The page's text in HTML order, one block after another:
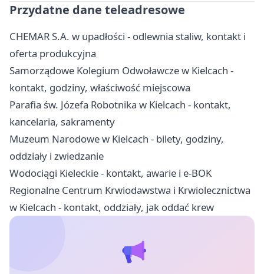
Przydatne dane teleadresowe
CHEMAR S.A. w upadłości - odlewnia staliw, kontakt i
oferta produkcyjna
Samorządowe Kolegium Odwoławcze w Kielcach -
kontakt, godziny, właściwość miejscowa
Parafia św. Józefa Robotnika w Kielcach - kontakt,
kancelaria, sakramenty
Muzeum Narodowe w Kielcach - bilety, godziny,
oddziały i zwiedzanie
Wodociągi Kieleckie - kontakt, awarie i e-BOK
Regionalne Centrum Krwiodawstwa i Krwiolecznictwa
w Kielcach - kontakt, oddziały, jak oddać krew